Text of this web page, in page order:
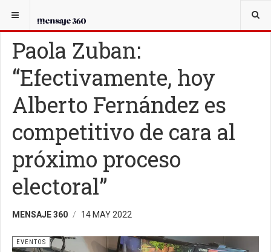
USTED ESTÁ AQUÍ:
Paola Zuban:
“Efectivamente, hoy
Alberto Fernández es
competitivo de cara al
próximo proceso
electoral”
MENSAJE 360 14 MAY 2022
EVENTOS